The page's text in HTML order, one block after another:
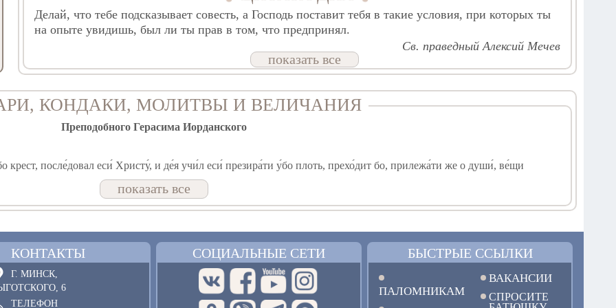
Делай, что тебе подсказывает совесть, а Господь поставит тебя в такие условия, при которых ты
на опыте увидишь, был ли ты прав в том, что предпринял.
Св. праведный Алексий Мечев
показать все
КОНДАКИ, МОЛИТВЫ И ВЕЛИЧАНИЯ
Преподобного Герасима Иорданского
крест, после́довал еси́ Христу́, и де́я учи́л еси́ презира́ти у́бо плоть, прехо́дит бо, прилежа́ти же о души́, ве́щи
Герасиме, дух твой.
па́мять твою́,/ наста́вниче мона́хов// и собесе́дниче А́нгелов.
Преподобного Герасима Вологодского
показать все
КОНТАКТЫ
Г. МИНСК,
6
ТЕЛЕФОН
СОЦИАЛЬНЫЕ СЕТИ БЫСТРЫЕ ССЫЛКИ
ПАЛОМНИКАМ
ВАКАНСИИ
СПРОСИТЕ